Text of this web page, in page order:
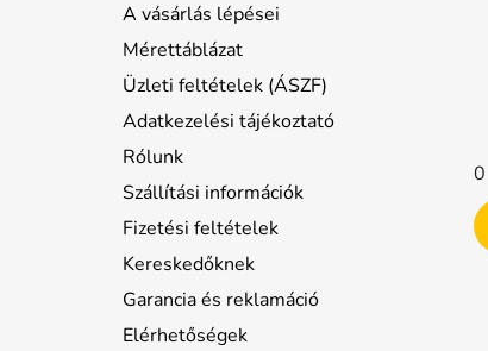
A vásárlás lépései
Mérettáblázat
Üzleti feltételek (ÁSZF)
Adatkezelési tájékoztató
Rólunk
Szállítási információk
Fizetési feltételek
Kereskedőknek
Garancia és reklamáció
Elérhetőségek
0